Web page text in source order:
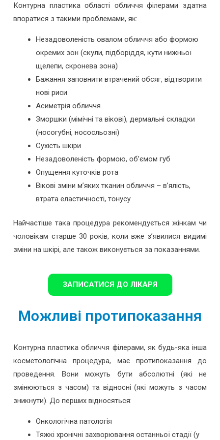
Контурна пластика області обличчя філерами здатна
впоратися з такими проблемами, як:
Незадоволеність овалом обличчя або формою
окремих зон (скули, підборіддя, кути нижньої
щелепи, скронева зона)
Бажання заповнити втрачений обсяг, відтворити
нові риси
Асиметрія обличчя
Зморшки (мімічні та вікові), дермальні складки
(носогубні, нососльозні)
Сухість шкіри
Незадоволеність формою, об’ємом губ
Опущення куточків рота
Вікові зміни м’яких тканин обличчя – в’ялість,
втрата еластичності, тонусу
Найчастіше така процедура рекомендується жінкам чи
чоловікам старше 30 років, коли вже з’явилися видимі
зміни на шкірі, але також виконується за показаннями.
ЗАПИСАТИСЯ ДО ЛІКАРЯ
Можливі протипоказання
Контурна пластика обличчя філерами, як будь-яка інша
косметологічна процедура, має протипоказання до
проведення. Вони можуть бути абсолютні (які не
змінюються з часом) та відносні (які можуть з часом
зникнути). До перших відносяться:
Онкологічна патологія
Тяжкі хронічні захворювання останньої стадії (у